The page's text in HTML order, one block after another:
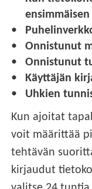
Onnistunut
Onnistunut
Käyttäjän
Uhkien
Kun ajoitat
voit määrittää
tehtävän
kirjaudut